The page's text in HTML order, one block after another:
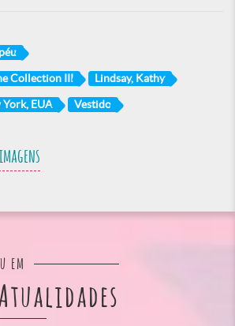
Collection III Lindsay, Kathy
EUA Vestido
em